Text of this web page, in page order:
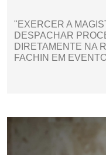
"EXERCER A
DESPACHAR
DIRETAMENTE NA
FACHIN EM